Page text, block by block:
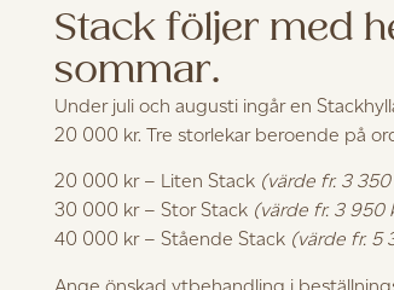
Stack följer med
sommar.
Under juli och augusti ingår en
20 000 kr. Tre storlekar beroende på
20 000 kr – Liten Stack (värde fr. 3
30 000 kr – Stor Stack (värde fr. 3 950
40 000 kr – Stående Stack (värde fr. 5